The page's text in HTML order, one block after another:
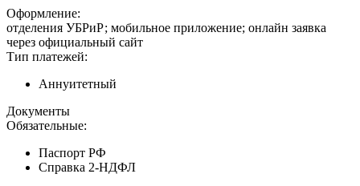
Оформление:
отделения УБРиР; мобильное приложение; онлайн заявка
через официальный сайт
Тип платежей:
Аннуитетный
Документы
Обязательные:
Паспорт РФ
Справка 2-НДФЛ